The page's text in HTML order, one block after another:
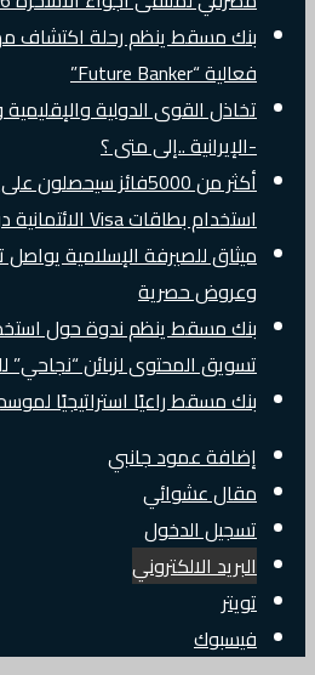
بنك مسقط ينظم رحلة اكتشاف
فعالية “Future Banker”
تخاذل القوى الدولية
-الإيرانية ..إلى متى ؟
استخدام بطاقات Visa الائتمانية دوليًا
ميثاق للصيرفة الإسلامية يواصل
وعروض حصرية
بنك مسقط ينظم ندوة حول
تسويق المحتوى لزبائن “نجاحي”
بنك مسقط راعيًا استراتيجيًا
إضافة عمود جانبي
مقال عشوائي
تسجيل الدخول
البريد الالكتروني
تويتر
فيسبوك